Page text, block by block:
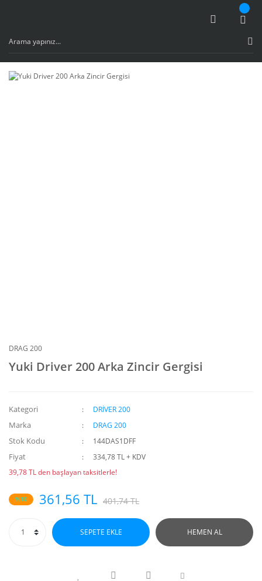
DRAG 200
Yuki Driver 200 Arka Zincir Gergisi
Kategori DRİVER 200
Marka DRAG 200
Stok Kodu 144DAS1DFF
Fiyat
334,78 TL + KDV
39,78 TL den başlayan taksitlerle!
%10 361,56 TL 401,74 TL
SEPETE EKLE HEMEN AL